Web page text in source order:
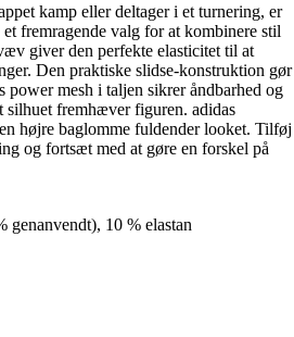
kamp eller deltager i et turnering, er
fremragende valg for at kombinere stil
giver den perfekte elasticitet til at
Den praktiske slidse-konstruktion gør
power mesh i taljen sikrer åndbarhed og
silhuet fremhæver figuren. adidas
højre baglomme fuldender looket. Tilføj
og fortsæt med at gøre en forskel på
genanvendt), 10 % elastan